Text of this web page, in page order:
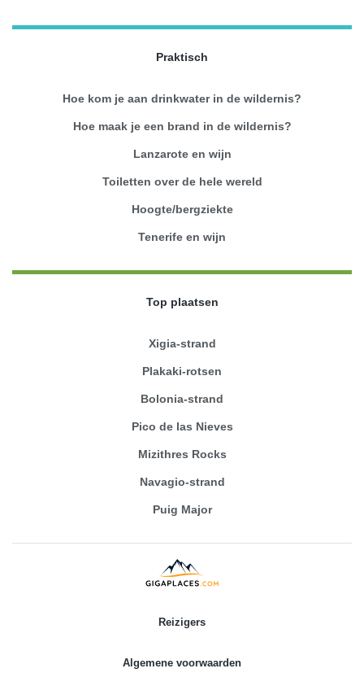
Praktisch
Hoe kom je aan drinkwater in de wildernis?
Hoe maak je een brand in de wildernis?
Lanzarote en wijn
Toiletten over de hele wereld
Hoogte/bergziekte
Tenerife en wijn
Top plaatsen
Xigia-strand
Plakaki-rotsen
Bolonia-strand
Pico de las Nieves
Mizithres Rocks
Navagio-strand
Puig Major
Reizigers
Algemene voorwaarden